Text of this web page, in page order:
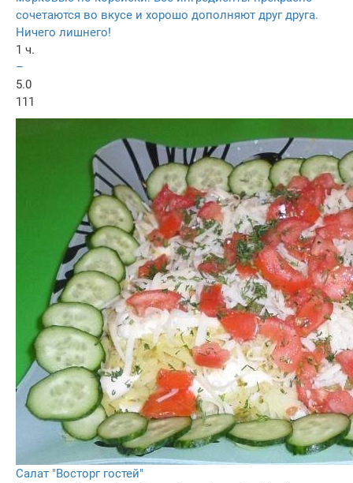
сочетаются во вкусе и хорошо дополняют друг друга.
Ничего лишнего!
1 ч.
–
5.0
111
Салат "Восторг гостей"